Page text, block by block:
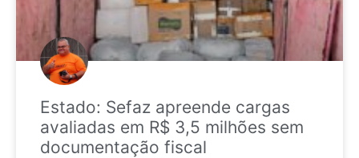
Estado: Sefaz apreende cargas
avaliadas em R$ 3,5 milhões sem
documentação fiscal